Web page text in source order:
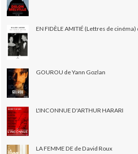
EN FIDÈLE AMITIÉ (Lettres de
GOUROU de Yann Gozlan
L'INCONNUE D'ARTHUR HARARI
LA FEMME DE de David Roux